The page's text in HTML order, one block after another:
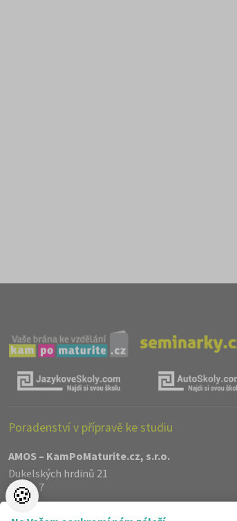
Poradenství v přípravě ke studiu
AMOS – KamPoMaturite.cz, s.r.o.
Dukelských hrdinů 21
Praha 7
170 00
info@kampomaturite.cz
🍪